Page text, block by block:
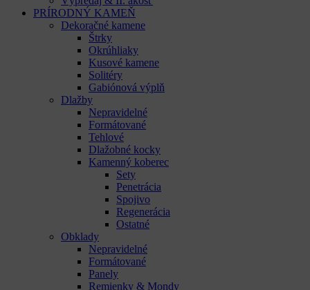
PRÍRODNÝ KAMEŇ
Dekoračné kamene
Štrky
Okrúhliaky
Kusové kamene
Solitéry
Gabiónová výplň
Dlažby
Nepravidelné
Formátované
Tehlové
Dlažobné kocky
Kamenný koberec
Sety
Penetrácia
Spojivo
Regenerácia
Ostatné
Obklady
Nepravidelné
Formátované
Panely
Remienky & Mondy